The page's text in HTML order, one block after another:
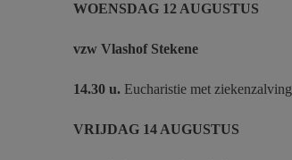
WOENSDAG 12 AUGUSTUS
vzw Vlashof Stekene
14.30 u. Eucharistie met ziekenzalving
VRIJDAG 14 AUGUSTUS